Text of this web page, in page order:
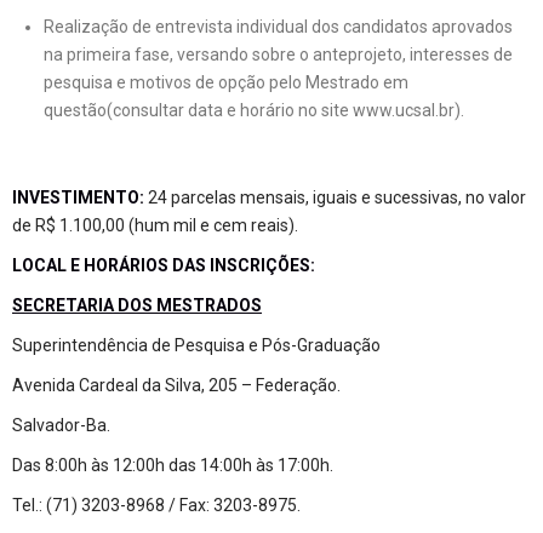
Realização de entrevista individual dos candidatos aprovados
na primeira fase, versando sobre o anteprojeto, interesses de
pesquisa e motivos de opção pelo Mestrado em
questão(consultar data e horário no site www.ucsal.br).
INVESTIMENTO: 24 parcelas mensais, iguais e sucessivas, no valor
de R$ 1.100,00 (hum mil e cem reais).
LOCAL E HORÁRIOS DAS INSCRIÇÕES:
SECRETARIA DOS MESTRADOS
Superintendência de Pesquisa e Pós-Graduação
Avenida Cardeal da Silva, 205 – Federação.
Salvador-Ba.
Das 8:00h às 12:00h das 14:00h às 17:00h.
Tel.: (71) 3203-8968 / Fax: 3203-8975.